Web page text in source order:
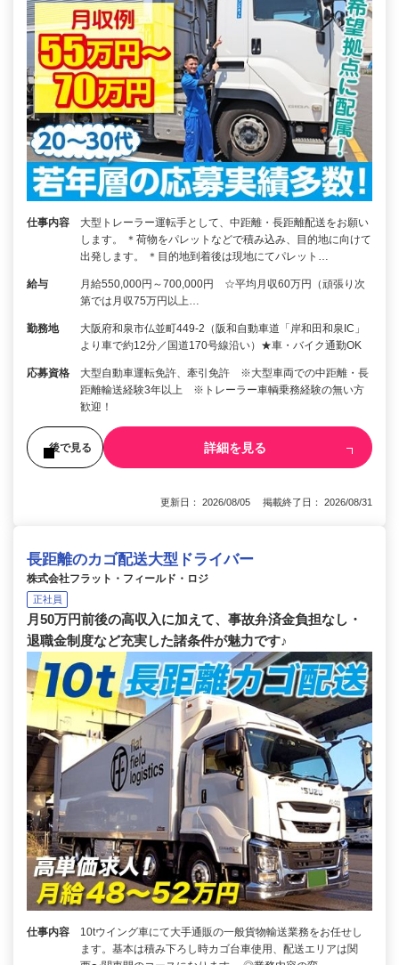
仕事内容
大型トレーラー運転手として、中距離・長距離配送をお願い
します。 ＊荷物をパレットなどで積み込み、目的地に向けて
出発します。 ＊目的地到着後は現地にてパレット…
給与
月給550,000円～700,000円 ☆平均月収60万円（頑張り次
第では月収75万円以上…
勤務地
大阪府和泉市仏並町449-2（阪和自動車道「岸和田和泉IC」
より車で約12分／国道170号線沿い）★車・バイク通勤OK
応募資格
大型自動車運転免許、牽引免許 ※大型車両での中距離・長
距離輸送経験3年以上 ※トレーラー車輌乗務経験の無い方
歓迎！
後で見る 詳細を見る
更新日： 2026/08/05 掲載終了日： 2026/08/31
長距離のカゴ配送大型ドライバー
株式会社フラット・フィールド・ロジ
正社員
月50万円前後の高収入に加えて、事故弁済金負担なし・
退職金制度など充実した諸条件が魅力です♪
仕事内容
10tウイング車にて大手通販の一般貨物輸送業務をお任せし
ます。基本は積み下ろし時カゴ台車使用、配送エリアは関